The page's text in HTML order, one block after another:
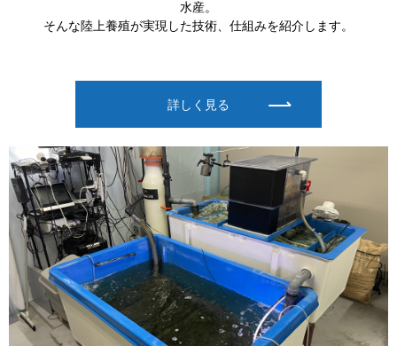
水産。
そんな陸上養殖が実現した技術、仕組みを紹介します。
詳しく見る